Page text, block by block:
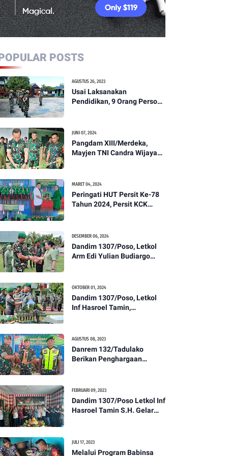
POSTS
AGUSTUS 26, 2023
Usai Laksanakan
Pendidikan, 9 Orang Personil
Ikuti Apel Pagi Dan
Pengecekan
JUNI 07, 2024
Pangdam XIII/Merdeka,
Mayjen TNI Candra Wijaya
MARET 04, 2024
Peringati HUT Persit Ke-78
Tahun 2024, Persit KCK
Kesehatan Tentang
Pencegahan DBD
DESEMBER 06, 2024
Dandim 1307/Poso, Letkol
Arm Edi Yulian Budiargo
1307/Poso
OKTOBER 01, 2024
Dandim 1307/Poso, Letkol
Inf Hasroel Tamin,
Kenaikan Pangkat Personel
Kodim 1307/Poso
AGUSTUS 08, 2023
Danrem 132/Tadulako
Berikan Penghargaan
FEBRUARI 09, 2023
Dandim 1307/Poso Letkol Inf
Hasroel Tamin S.H. Gelar
Tahun 2023
JULI 17, 2023
Melalui Program Babinsa